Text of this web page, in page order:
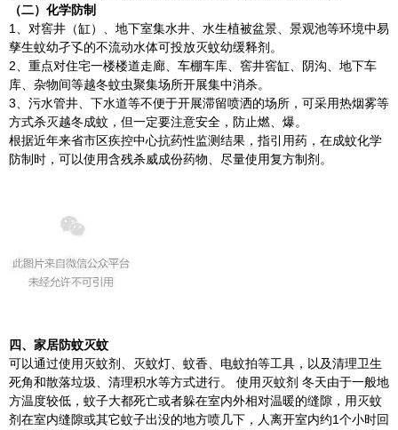
（二）化学防制
1、对窖井（缸）、地下室集水井、水生植被盆景、景观池等环境中易
孳生蚊幼孑孓的不流动水体可投放灭蚊幼缓释剂。
2、重点对住宅一楼楼道走廊、车棚车库、窖井窖缸、阴沟、地下车
库、杂物间等越冬蚊虫聚集场所开展集中消杀。
3、污水管井、下水道等不便于开展滞留喷洒的场所，可采用热烟雾等
方式杀灭越冬成蚊，但一定要注意安全，防止燃、爆。
根据近年来省市区疾控中心抗药性监测结果，指引用药，在成蚊化学
防制时，可以使用含残杀威成份药物、尽量使用复方制剂。
四、家居防蚊灭蚊
可以通过使用灭蚊剂、灭蚊灯、蚊香、电蚊拍等工具，以及清理卫生
死角和散落垃圾、清理积水等方式进行。 使用灭蚊剂 冬天由于一般地
方温度较低，蚊子大都死亡或者躲在室内外相对温暖的缝隙，用灭蚊
剂在室内缝隙或其它蚊子出没的地方喷几下，人离开室内约1个小时回